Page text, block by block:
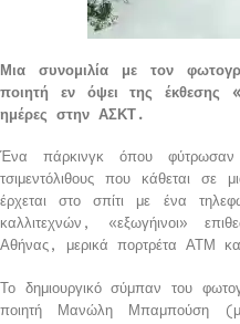
Μια συνομιλία με τον
ποιητή εν όψει της έκθεσης
ημέρες στην ΑΣΚΤ.
Ένα πάρκινγκ όπου φύτρωσαν
τσιμεντόλιθους που κάθεται
έρχεται στο σπίτι με ένα
καλλιτεχνών, «εξωγήινοι»
Αθήνας, μερικά πορτρέτα ΑΤΜ
Το δημιουργικό σύμπαν του
ποιητή Μανώλη Μπαμπούση